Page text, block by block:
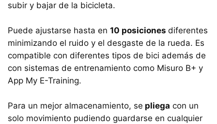
subir y bajar de la bicicleta.
Puede ajustarse hasta en 10 posiciones diferentes
minimizando el ruido y el desgaste de la rueda. Es
compatible con diferentes tipos de bici además de
con sistemas de entrenamiento como Misuro B+ y
App My E-Training.
Para un mejor almacenamiento, se pliega con un
solo movimiento pudiendo guardarse en cualquier